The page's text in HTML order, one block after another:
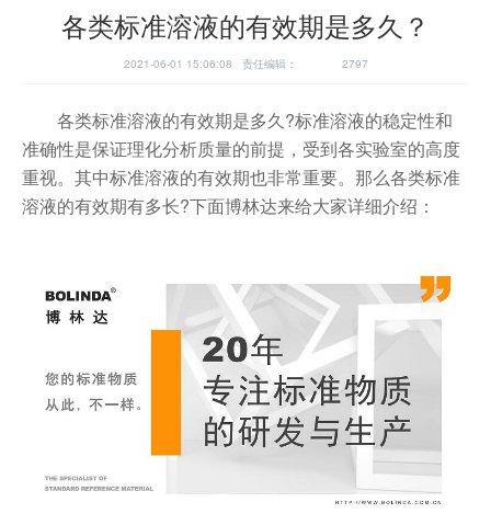
各类标准溶液的有效期是多久？
2021-06-01 15:06:08 责任编辑： 2797
各类标准溶液的有效期是多久?标准溶液的稳定性和
准确性是保证理化分析质量的前提，受到各实验室的高度
重视。其中标准溶液的有效期也非常重要。那么各类标准
溶液的有效期有多长?下面博林达来给大家详细介绍：